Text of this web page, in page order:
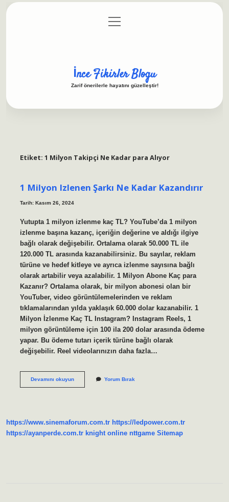
Gizlilik Politikası
menüyü
aç
İnce Fikirler Blogu
Zarif önerilerle hayatını güzelleştir!
Etiket: 1 Milyon Takipçi Ne Kadar para Alıyor
1 Milyon Izlenen Şarkı Ne Kadar Kazandırır
Tarih: Kasım 26, 2024
Yutupta 1 milyon izlenme kaç TL? YouTube’da 1 milyon
izlenme başına kazanç, içeriğin değerine ve aldığı ilgiye
bağlı olarak değişebilir. Ortalama olarak 50.000 TL ile
120.000 TL arasında kazanabilirsiniz. Bu sayılar, reklam
türüne ve hedef kitleye ve ayrıca izlenme sayısına bağlı
olarak artabilir veya azalabilir. 1 Milyon Abone Kaç para
Kazanır? Ortalama olarak, bir milyon abonesi olan bir
YouTuber, video görüntülemelerinden ve reklam
tıklamalarından yılda yaklaşık 60.000 dolar kazanabilir. 1
Milyon İzlenme Kaç TL Instagram? Instagram Reels, 1
milyon görüntüleme için 100 ila 200 dolar arasında ödeme
yapar. Bu ödeme tutarı içerik türüne bağlı olarak
değişebilir. Reel videolarınızın daha fazla…
Devamını okuyun1
Kazandırır
Yorum Bırak
https://www.sinemaforum.com.tr https://ledpower.com.tr
https://ayanperde.com.tr knight online nttgame Sitemap